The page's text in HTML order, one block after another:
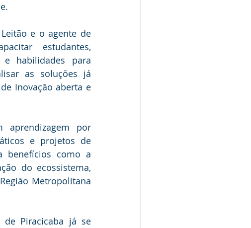
e o agente de
estudantes,
e habilidades para
as soluções já
Inovação aberta e
por
e projetos de
benefícios como a
do ecossistema,
Metropolitana
de Piracicaba já se